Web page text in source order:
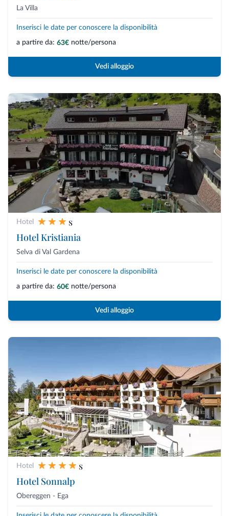
La Villa
Inserisci le date per conoscere la disponibilità
a partire da: 63€ notte/persona
Vedi alloggio
Hotel
s
Hotel Kristiania
Selva di Val Gardena
Inserisci le date per conoscere la disponibilità
a partire da: 60€ notte/persona
Vedi alloggio
Hotel
s
Hotel Sonnalp
Obereggen - Ega